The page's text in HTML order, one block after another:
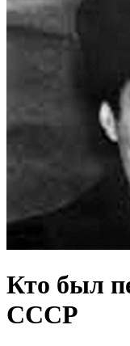
Кто был
СССР